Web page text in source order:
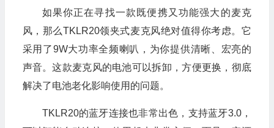
如果你正在寻找一款既便携又功能强大的麦克
风，那么TKLR20领夹式麦克风绝对值得你考虑。它
采用了9W大功率全频喇叭，为你提供清晰、宏亮的
声音。这款麦克风的电池可以拆卸，方便更换，彻底
解决了电池老化影响使用的问题。
TKLR20的蓝牙连接也非常出色，支持蓝牙3.0，